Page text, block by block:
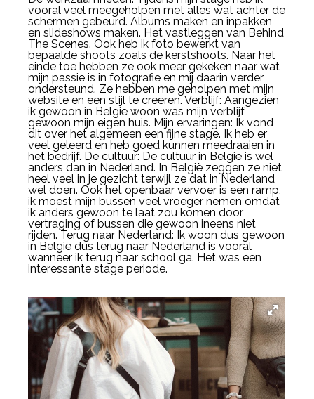
vooral veel meegeholpen met alles wat achter de
schermen gebeurd. Albums maken en inpakken
en slideshows maken. Het vastleggen van Behind
The Scenes. Ook heb ik foto bewerkt van
bepaalde shoots zoals de kerstshoots. Naar het
einde toe hebben ze ook meer gekeken naar wat
mijn passie is in fotografie en mij daarin verder
ondersteund. Ze hebben me geholpen met mijn
website en een stijl te creëren. Verblijf: Aangezien
ik gewoon in België woon was mijn verblijf
gewoon mijn eigen huis. Mijn ervaringen: Ik vond
dit over het algemeen een fijne stage. Ik heb er
veel geleerd en heb goed kunnen meedraaien in
het bedrijf. De cultuur: De cultuur in België is wel
anders dan in Nederland. In België zeggen ze niet
heel veel in je gezicht terwijl ze dat in Nederland
wel doen. Ook het openbaar vervoer is een ramp,
ik moest mijn bussen veel vroeger nemen omdat
ik anders gewoon te laat zou komen door
vertraging of bussen die gewoon ineens niet
rijden. Terug naar Nederland: Ik woon dus gewoon
in België dus terug naar Nederland is vooral
wanneer ik terug naar school ga. Het was een
interessante stage periode.
Deel via Facebook
Deel via Twitter
Deel via LinkedIn